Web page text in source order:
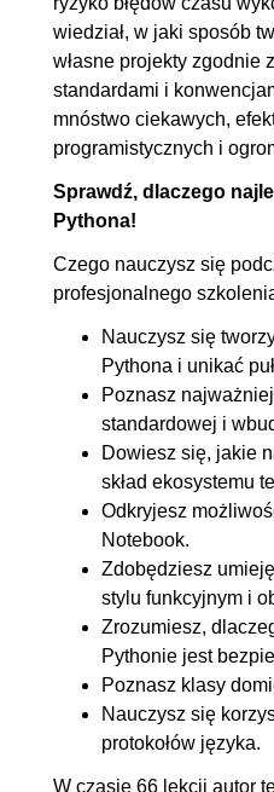
pierwszoklasowy
5.3. Funkcja jako obiekt
5.4. Funkcje wyższego rzędu
5.5. Zagnieżdżanie funkcji
5.6. Zasięg leksykalny
5.7. Parametry funkcji
5.9. Funkcje cząstkowe
6. Programowanie
6.1. Obiekty
6.2. Zmienne
6.3. Typy
6.4. Klasy
6.5. Atrybuty
6.6. Hermetyzacja
6.7. Przeciążanie nazw
6.8. Przeciążanie
6.9. Metody
6.10. Właściwości obiektu
6.11. Wielodziedziczenie
6.12. Domieszki
wiedział, w jaki sposób
własne projekty zgodnie
standardami i
mnóstwo ciekawych,
programistycznych i
Sprawdź, dlaczego
Pythona!
Czego nauczysz się
profesjonalnego
Nauczysz się
Pythona i unikać
Poznasz
standardowej i
Dowiesz się, jakie
skład ekosystemu
Odkryjesz
Notebook.
Zdobędziesz
stylu funkcyjnym i
Zrozumiesz,
Pythonie jest
Poznasz klasy
Nauczysz się
protokołów języka.
W czasie 66 lekcji autor